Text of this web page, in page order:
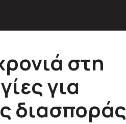
στη
για
διασποράς